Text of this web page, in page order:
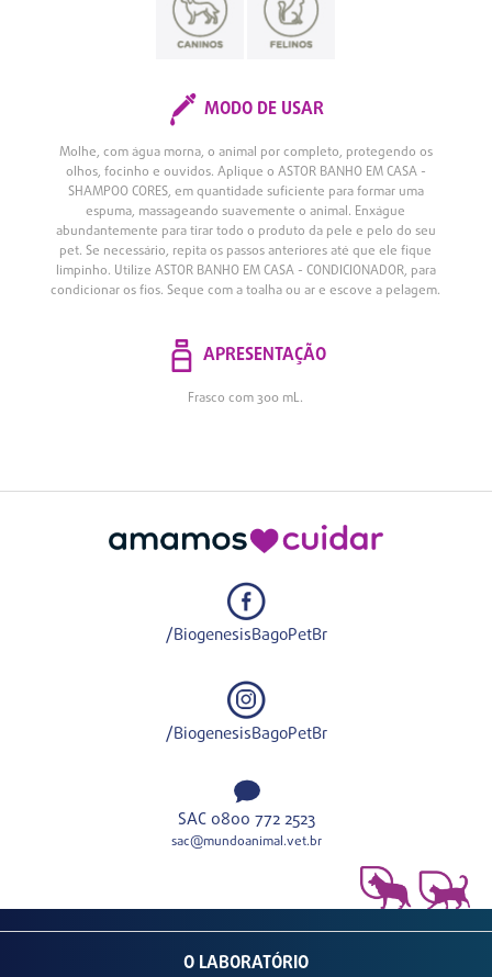
MODO DE USAR
Molhe, com água morna, o animal por completo, protegendo os
olhos, focinho e ouvidos. Aplique o ASTOR BANHO EM CASA -
SHAMPOO CORES, em quantidade suficiente para formar uma
espuma, massageando suavemente o animal. Enxágue
abundantemente para tirar todo o produto da pele e pelo do seu
pet. Se necessário, repita os passos anteriores até que ele fique
limpinho. Utilize ASTOR BANHO EM CASA - CONDICIONADOR, para
condicionar os fios. Seque com a toalha ou ar e escove a pelagem.
APRESENTAÇÃO
Frasco com 300 mL.
/BiogenesisBagoPetBr
/BiogenesisBagoPetBr
SAC 0800 772 2523
sac@mundoanimal.vet.br
O LABORATÓRIO